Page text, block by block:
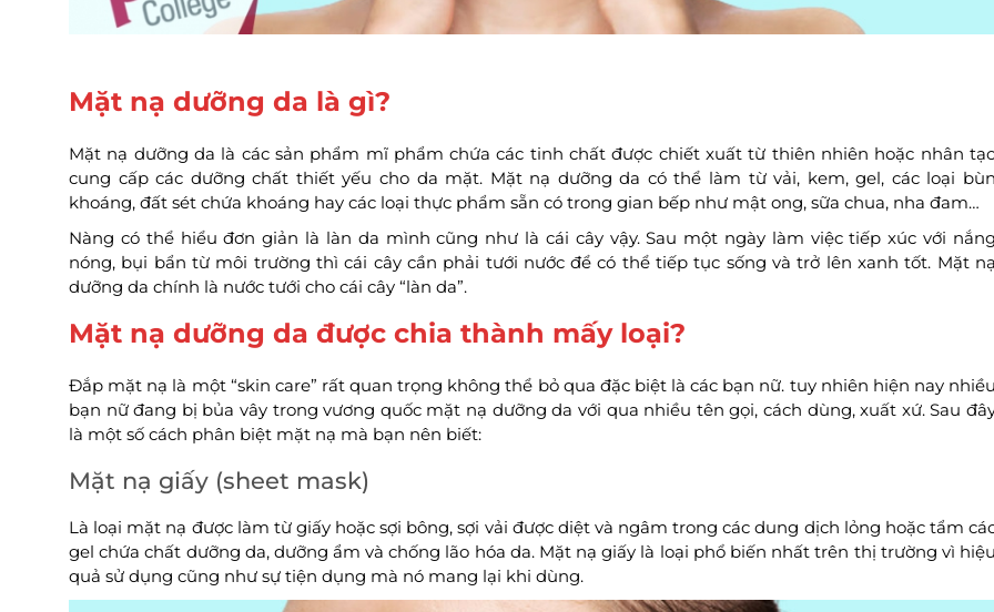
Mặt nạ dưỡng da là gì?
Mặt nạ dưỡng da là các sản phẩm mĩ phẩm chứa các tinh chất được chiết xuất từ thiên nhiên hoặc nhân
cung cấp các dưỡng chất thiết yếu cho da mặt. Mặt nạ dưỡng da có thể làm từ vải, kem, gel, các loại bùn
khoáng, đất sét chứa khoáng hay các loại thực phẩm sẵn có trong gian bếp như mật ong, sữa chua, nha đam…
Nàng có thể hiểu đơn giản là làn da mình cũng như là cái cây vậy. Sau một ngày làm việc tiếp xúc với nắng
nóng, bụi bẩn từ môi trường thì cái cây cần phải tưới nước để có thể tiếp tục sống và trở lên xanh tốt. Mặt nạ
dưỡng da chính là nước tưới cho cái cây “làn da”.
Mặt nạ dưỡng da được chia thành mấy loại?
Đắp mặt nạ là một “skin care” rất quan trọng không thể bỏ qua đặc biệt là các bạn nữ. tuy nhiên hiện nay nhiều
bạn nữ đang bị bủa vây trong vương quốc mặt nạ dưỡng da với qua nhiều tên gọi, cách dùng, xuất xứ. Sau
là một số cách phân biệt mặt nạ mà bạn nên biết:
Mặt nạ giấy (sheet mask)
Là loại mặt nạ được làm từ giấy hoặc sợi bông, sợi vải được diệt và ngâm trong các dung dịch lỏng hoặc tẩm
gel chứa chất dưỡng da, dưỡng ẩm và chống lão hóa da. Mặt nạ giấy là loại phổ biến nhất trên thị trường vì hiệu
quả sử dụng cũng như sự tiện dụng mà nó mang lại khi dùng.